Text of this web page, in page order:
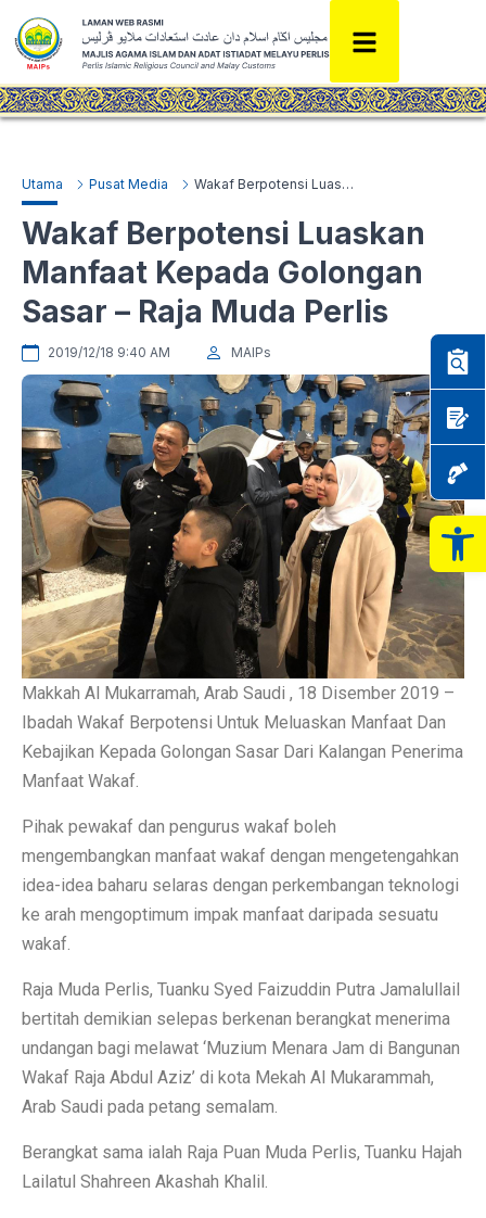
Utama Pusat Media Wakaf Berpotensi Luaskan Manfaat Kepada Golongan Sasar – Raja Muda Perlis
Wakaf Berpotensi Luaskan
Manfaat Kepada Golongan
Sasar – Raja Muda Perlis
2019/12/18 9:40 AM MAIPs
Makkah Al Mukarramah, Arab Saudi , 18 Disember 2019 –
Ibadah Wakaf Berpotensi Untuk Meluaskan Manfaat Dan
Kebajikan Kepada Golongan Sasar Dari Kalangan Penerima
Manfaat Wakaf.
Pihak pewakaf dan pengurus wakaf boleh
mengembangkan manfaat wakaf dengan mengetengahkan
idea-idea baharu selaras dengan perkembangan teknologi
ke arah mengoptimum impak manfaat daripada sesuatu
wakaf.
Raja Muda Perlis, Tuanku Syed Faizuddin Putra Jamalullail
bertitah demikian selepas berkenan berangkat menerima
undangan bagi melawat ‘Muzium Menara Jam di Bangunan
Wakaf Raja Abdul Aziz’ di kota Mekah Al Mukarammah,
Arab Saudi pada petang semalam.
Berangkat sama ialah Raja Puan Muda Perlis, Tuanku Hajah
Lailatul Shahreen Akashah Khalil.